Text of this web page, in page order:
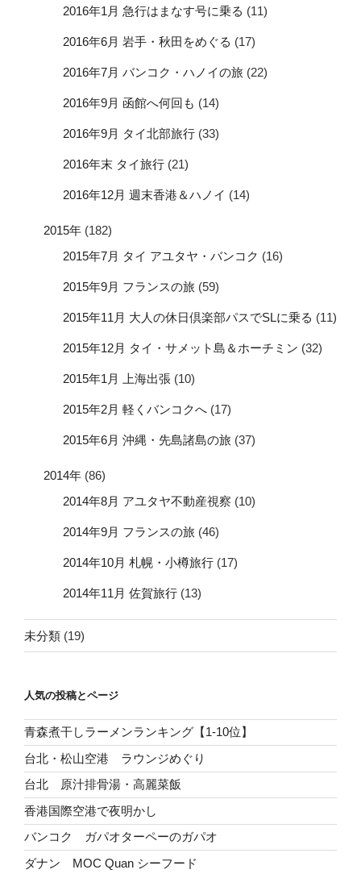
2016年1月 急行はまなす号に乗る (11)
2016年6月 岩手・秋田をめぐる (17)
2016年7月 バンコク・ハノイの旅 (22)
2016年9月 函館へ何回も (14)
2016年9月 タイ北部旅行 (33)
2016年末 タイ旅行 (21)
2016年12月 週末香港＆ハノイ (14)
2015年 (182)
2015年7月 タイ アユタヤ・バンコク (16)
2015年9月 フランスの旅 (59)
2015年11月 大人の休日倶楽部パスでSLに乗る (11)
2015年12月 タイ・サメット島＆ホーチミン (32)
2015年1月 上海出張 (10)
2015年2月 軽くバンコクへ (17)
2015年6月 沖縄・先島諸島の旅 (37)
2014年 (86)
2014年8月 アユタヤ不動産視察 (10)
2014年9月 フランスの旅 (46)
2014年10月 札幌・小樽旅行 (17)
2014年11月 佐賀旅行 (13)
未分類 (19)
人気の投稿とページ
青森煮干しラーメンランキング【1-10位】
台北・松山空港 ラウンジめぐり
台北 原汁排骨湯・高麗菜飯
香港国際空港で夜明かし
バンコク ガパオターペーのガパオ
ダナン MOC Quan シーフード